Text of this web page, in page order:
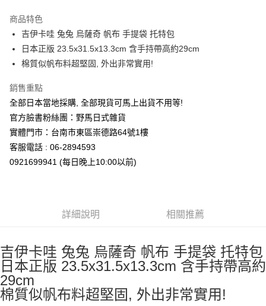
合作金庫商業銀行
華南商業銀行
彰化商業銀行
上海商業儲蓄銀行
台北富邦商業銀行
國泰世華商業銀行
兆豐國際商業銀行
匯豐（台灣）商業銀行
聯邦商業銀行
遠東國際商業銀行
元大商業銀行
台新國際商業銀行
中國信託商業銀行
台灣樂天信用卡公司
超商取貨付款
LINE Pay
街口支付
悠遊付
Google Pay
ATM付款
付款後全家取貨
每筆NT$65，滿NT$999(含以上)免運費
7-11取貨付款
每筆NT$65，滿NT$999(含以上)免運費
商品特色
吉伊卡哇 兔兔 烏薩奇 帆布 手提袋 托特包
日本正版 23.5x31.5x13.3cm 含手持帶高約29cm
棉質似帆布料超堅固, 外出非常實用!
銷售重點
全部日本當地採購, 全部現貨可馬上出貨不用等!
官方臉書粉絲團：野馬日式雜貨
實體門市：台南市東區崇德路64號1樓
客服電話 : 06-2894593
0921699941 (每日晚上10:00以前)
詳細說明 相關推薦
吉伊卡哇 兔兔 烏薩奇 帆布 手提袋 托特包
日本正版 23.5x31.5x13.3cm 含手持帶高約
29cm
棉質似帆布料超堅固, 外出非常實用!